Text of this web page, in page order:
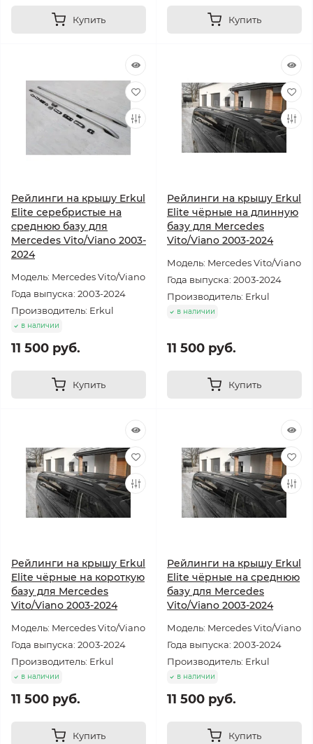
Купить Купить
Рейлинги на крышу Erkul
Elite серебристые на
среднюю базу для
Mercedes Vito/Viano 2003-
2024
Модель: Mercedes Vito/Viano
Года выпуска: 2003-2024
Производитель: Erkul
в наличии
11 500 руб.
Купить
Рейлинги на крышу Erkul
Elite чёрные на длинную
базу для Mercedes
Vito/Viano 2003-2024
Модель: Mercedes Vito/Viano
Года выпуска: 2003-2024
Производитель: Erkul
в наличии
11 500 руб.
Купить
Рейлинги на крышу Erkul
Elite чёрные на короткую
базу для Mercedes
Vito/Viano 2003-2024
Модель: Mercedes Vito/Viano
Года выпуска: 2003-2024
Производитель: Erkul
в наличии
11 500 руб.
Купить
Рейлинги на крышу Erkul
Elite чёрные на среднюю
базу для Mercedes
Vito/Viano 2003-2024
Модель: Mercedes Vito/Viano
Года выпуска: 2003-2024
Производитель: Erkul
в наличии
11 500 руб.
Купить